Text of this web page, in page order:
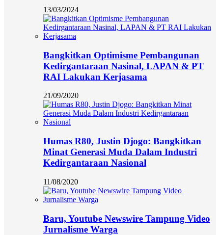
13/03/2024
Bangkitkan Optimisme Pembangunan
Kedirgantaraan Nasinal, LAPAN & PT
RAI Lakukan Kerjasama
21/09/2020
Humas R80, Justin Djogo: Bangkitkan
Minat Generasi Muda Dalam Industri
Kedirgantaraan Nasional
11/08/2020
Baru, Youtube Newswire Tampung Video
Jurnalisme Warga